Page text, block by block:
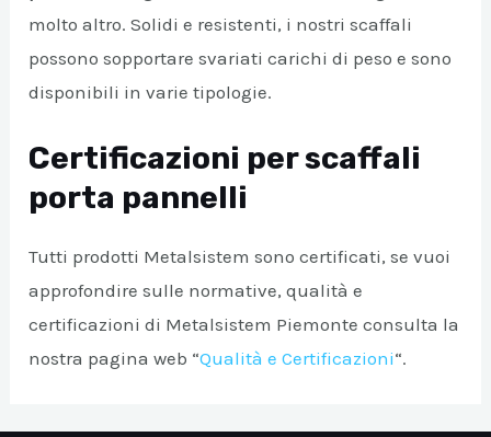
molto altro. Solidi e resistenti, i nostri scaffali
possono sopportare svariati carichi di peso e sono
disponibili in varie tipologie.
Certificazioni per scaffali
porta pannelli
Tutti prodotti Metalsistem sono certificati, se vuoi
approfondire sulle normative, qualità e
certificazioni di Metalsistem Piemonte consulta la
nostra pagina web “Qualità e Certificazioni“.
DISATTIVA